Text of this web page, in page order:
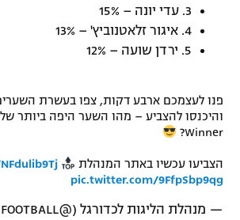
3. עדי יונה – 15%
4. איגור זלאטנוביץ' – 13%
5. ירדן שועה – 12%
פנו לעצמכם ארבע דקות, צפו בעשרת
Winner?
הצביעו עכשיו באתר המנהלת
pic.twitter.com/9FfpSbp9qg
— מנהלת הליגות לכדורגל (@IPFL_FOOTBALL)